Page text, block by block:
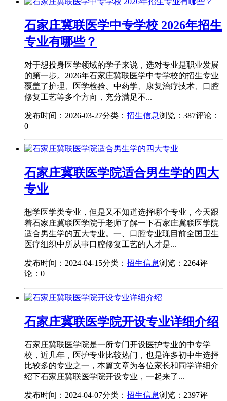
石家庄冀联医学中专学校 2026年招生
专业有哪些？
对于想投身医学领域的学子来说，选对专业是职业发展
的第一步。2026年石家庄冀联医学中专学校的招生专业
覆盖了护理、医学检验、中药学、康复治疗技术、口腔
修复工艺等多个方向，充分满足不...
发布时间：2026-03-27分类： 招生信息浏览：387评论：
0
石家庄冀联医学院适合男生学的四大
专业
想学医学类专业，但是又不知道选择哪个专业，今天跟
着石家庄冀联医学院于老师了解一下石家庄冀联医学院
适合男生学的五大专业。一、口腔专业现目前全国卫生
医疗组织中所从事口腔修复工艺的人才是...
发布时间：2024-04-15分类： 招生信息浏览：2264评
论：0
石家庄冀联医学院开设专业详细介绍
石家庄冀联医学院是一所专门开设医护专业的中专学
校，近几年，医护专业比较热门，也是许多初中生选择
比较多的专业之一，本篇文章为各位家长和同学详细介
绍下石家庄冀联医学院开设专业，一起来了...
发布时间：2024-04-07分类： 招生信息浏览：2397评